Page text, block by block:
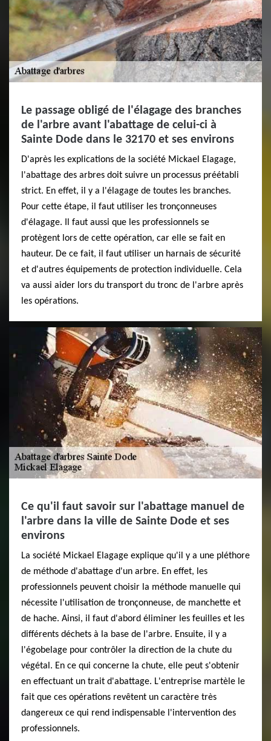
Le passage obligé de l'élagage des branches
de l'arbre avant l'abattage de celui-ci à
Sainte Dode dans le 32170 et ses environs
D'après les explications de la société Mickael Elagage,
l'abattage des arbres doit suivre un processus préétabli
strict. En effet, il y a l'élagage de toutes les branches.
Pour cette étape, il faut utiliser les tronçonneuses
d'élagage. Il faut aussi que les professionnels se
protègent lors de cette opération, car elle se fait en
hauteur. De ce fait, il faut utiliser un harnais de sécurité
et d'autres équipements de protection individuelle. Cela
va aussi aider lors du transport du tronc de l'arbre après
les opérations.
Ce qu'il faut savoir sur l'abattage manuel de
l'arbre dans la ville de Sainte Dode et ses
environs
La société Mickael Elagage explique qu'il y a une pléthore
de méthode d'abattage d'un arbre. En effet, les
professionnels peuvent choisir la méthode manuelle qui
nécessite l'utilisation de tronçonneuse, de manchette et
de hache. Ainsi, il faut d'abord éliminer les feuilles et les
différents déchets à la base de l'arbre. Ensuite, il y a
l'égobelage pour contrôler la direction de la chute du
végétal. En ce qui concerne la chute, elle peut s'obtenir
en effectuant un trait d'abattage. L'entreprise martèle le
fait que ces opérations revêtent un caractère très
dangereux ce qui rend indispensable l'intervention des
professionnels.